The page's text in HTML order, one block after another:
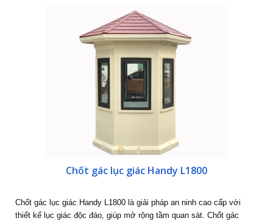
Chốt gác lục giác Handy L1800
Chốt gác lục giác Handy L1800 là giải pháp an ninh cao cấp với
thiết kế lục giác độc đáo, giúp mở rộng tầm quan sát. Chốt gác